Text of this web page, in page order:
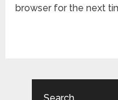
browser for the next